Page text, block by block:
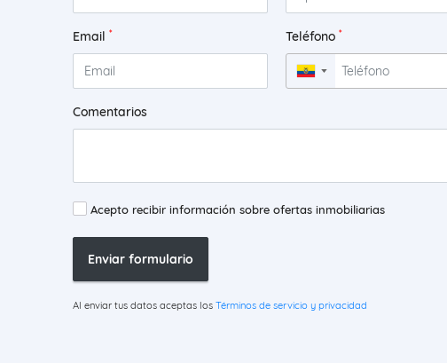
Email * Teléfono *
▼
Comentarios
Acepto recibir información sobre ofertas inmobiliarias
Enviar formulario
Al enviar tus datos aceptas los Términos de servicio y privacidad